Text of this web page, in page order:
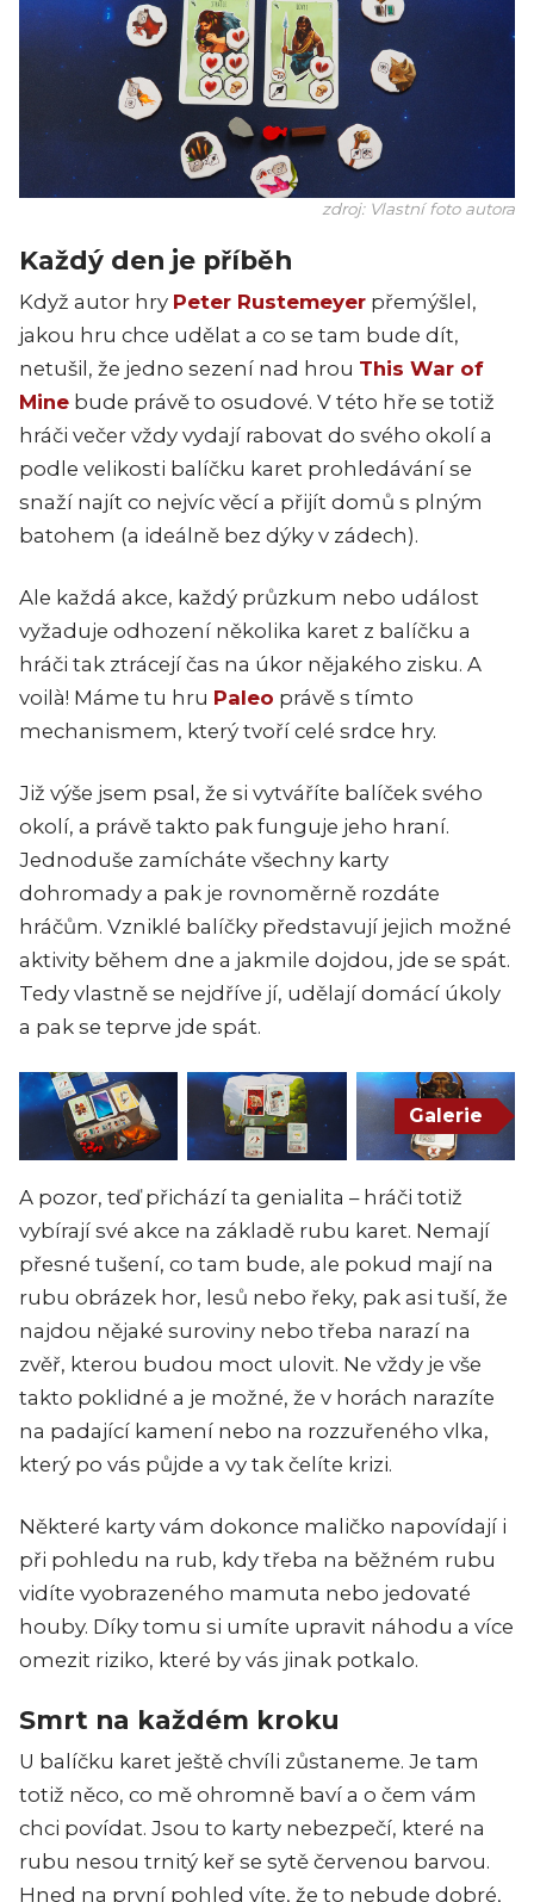
zdroj: Vlastní foto autora
Každý den je příběh
Když autor hry Peter Rustemeyer přemýšlel,
jakou hru chce udělat a co se tam bude dít,
netušil, že jedno sezení nad hrou This War of
Mine bude právě to osudové. V této hře se totiž
hráči večer vždy vydají rabovat do svého okolí a
podle velikosti balíčku karet prohledávání se
snaží najít co nejvíc věcí a přijít domů s plným
batohem (a ideálně bez dýky v zádech).
Ale každá akce, každý průzkum nebo událost
vyžaduje odhození několika karet z balíčku a
hráči tak ztrácejí čas na úkor nějakého zisku. A
voilà! Máme tu hru Paleo právě s tímto
mechanismem, který tvoří celé srdce hry.
Již výše jsem psal, že si vytváříte balíček svého
okolí, a právě takto pak funguje jeho hraní.
Jednoduše zamícháte všechny karty
dohromady a pak je rovnoměrně rozdáte
hráčům. Vzniklé balíčky představují jejich možné
aktivity během dne a jakmile dojdou, jde se spát.
Tedy vlastně se nejdříve jí, udělají domácí úkoly
a pak se teprve jde spát.
Galerie
A pozor, teď přichází ta genialita – hráči totiž
vybírají své akce na základě rubu karet. Nemají
přesné tušení, co tam bude, ale pokud mají na
rubu obrázek hor, lesů nebo řeky, pak asi tuší, že
najdou nějaké suroviny nebo třeba narazí na
zvěř, kterou budou moct ulovit. Ne vždy je vše
takto poklidné a je možné, že v horách narazíte
na padající kamení nebo na rozzuřeného vlka,
který po vás půjde a vy tak čelíte krizi.
Některé karty vám dokonce maličko napovídají i
při pohledu na rub, kdy třeba na běžném rubu
vidíte vyobrazeného mamuta nebo jedovaté
houby. Díky tomu si umíte upravit náhodu a více
omezit riziko, které by vás jinak potkalo.
Smrt na každém kroku
U balíčku karet ještě chvíli zůstaneme. Je tam
totiž něco, co mě ohromně baví a o čem vám
chci povídat. Jsou to karty nebezpečí, které na
rubu nesou trnitý keř se sytě červenou barvou.
Hned na první pohled víte, že to nebude dobré,